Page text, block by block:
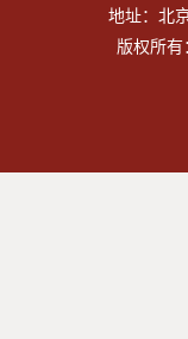
地址：北
版权所